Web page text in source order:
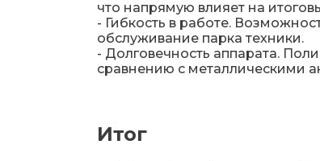
что напрямую влияет на
- Гибкость в работе.
обслуживание парка техники.
- Долговечность аппарата.
сравнению с металлическими
Итог